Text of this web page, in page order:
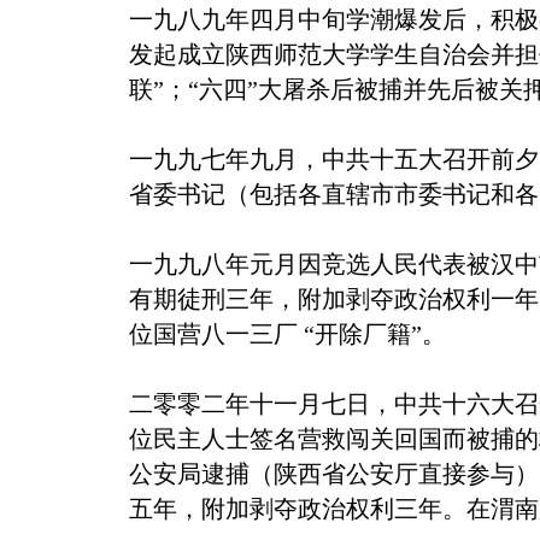
一九八九年四月中旬学潮爆发后，积
发起成立陕西师范大学学生自治会并
联”；“六四”大屠杀后被捕并先后被关
一九九七年九月，中共十五大召开前
省委书记（包括各直辖市市委书记和
一九九八年元月因竞选人民代表被汉
有期徒刑三年，附加剥夺政治权利一
位国营八一三厂 “开除厂籍”。
二零零二年十一月七日，中共十六大
位民主人士签名营救闯关回国而被捕
公安局逮捕（陕西省公安厅直接参与
五年，附加剥夺政治权利三年。在渭